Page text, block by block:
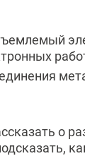
о